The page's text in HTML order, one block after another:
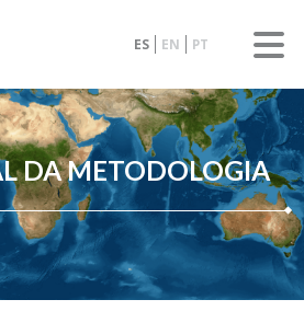
ES EN PT
DA METODOLOGIA